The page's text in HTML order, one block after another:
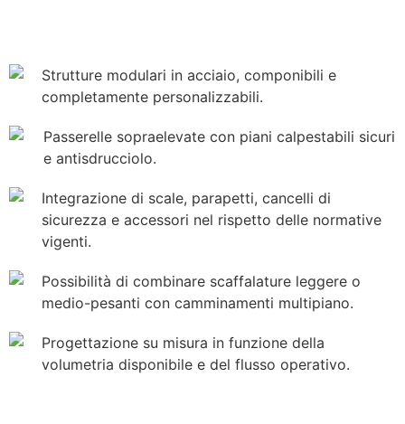
Strutture modulari in acciaio, componibili e
completamente personalizzabili.
Passerelle sopraelevate con piani calpestabili sicuri
e antisdrucciolo.
Integrazione di scale, parapetti, cancelli di
sicurezza e accessori nel rispetto delle normative
vigenti.
Possibilità di combinare scaffalature leggere o
medio-pesanti con camminamenti multipiano.
Progettazione su misura in funzione della
volumetria disponibile e del flusso operativo.